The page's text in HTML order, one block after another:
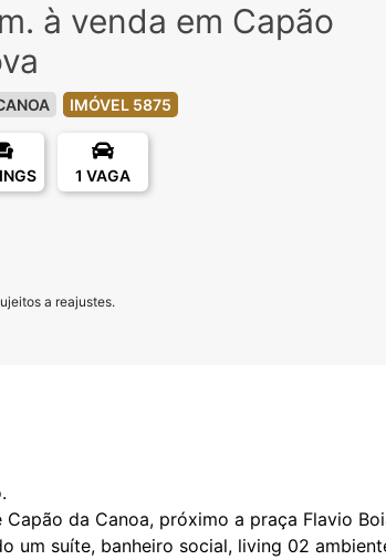
à venda em Capão
IMÓVEL 5875
1 VAGA
a reajustes.
da Canoa, próximo a praça Flavio
um suíte, banheiro social, living 02